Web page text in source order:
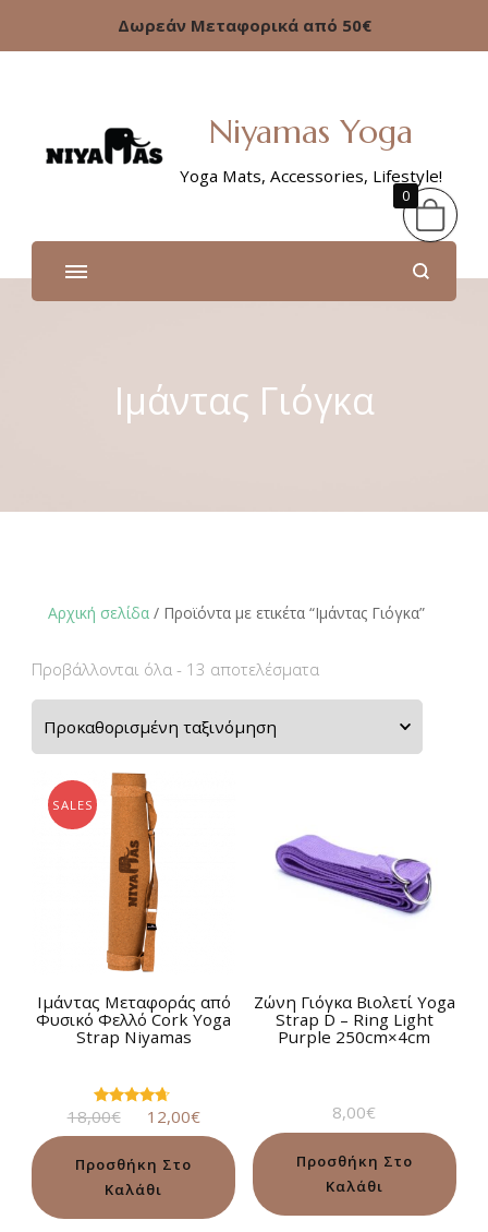
Δωρεάν Μεταφορικά από 50€
Niyamas Yoga
Yoga Mats, Accessories, Lifestyle!
Ιμάντας Γιόγκα
Αρχική σελίδα / Προϊόντα με ετικέτα “Ιμάντας Γιόγκα”
Προβάλλονται όλα - 13 αποτελέσματα
SALES
Ιμάντας Μεταφοράς από
Φυσικό Φελλό Cork Yoga
Strap Niyamas
Βαθμολογήθηκε
από 5
18,00€
Original
price
was:
18,00€.
12,00€
τρέχουσα
τιμή
είναι:
12,00€.
Προσθήκη Στο
Καλάθι
Ζώνη Γιόγκα Βιολετί Yoga
Strap D – Ring Light
Purple 250cm×4cm
8,00€
Προσθήκη Στο
Καλάθι
0